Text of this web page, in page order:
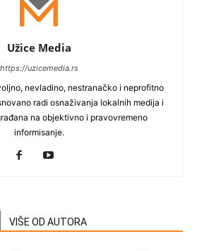
Užice Media
https://uzicemedia.rs
nevladino, nestranačko i neprofitno
radi osnaživanja lokalnih medija i
na objektivno i pravovremeno
informisanje.
VIŠE OD AUTORA